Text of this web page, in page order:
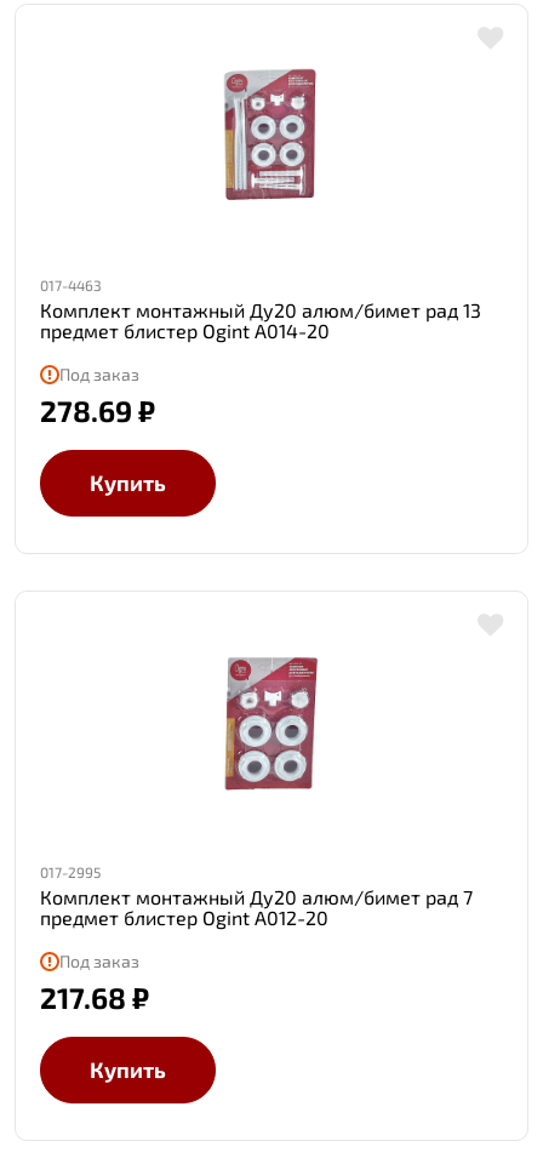
017-4463
Комплект монтажный Ду20 алюм/бимет рад 13
предмет блистер Ogint A014-20
Под заказ
278.69 ₽
Купить
017-2995
Комплект монтажный Ду20 алюм/бимет рад 7
предмет блистер Ogint A012-20
Под заказ
217.68 ₽
Купить